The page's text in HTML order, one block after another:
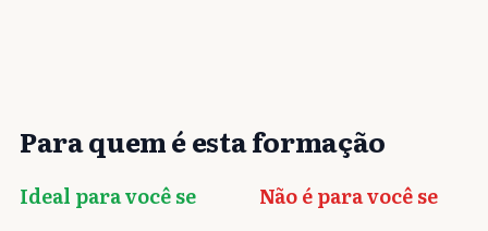
Para quem é esta formação
Ideal para você se Não é para você se